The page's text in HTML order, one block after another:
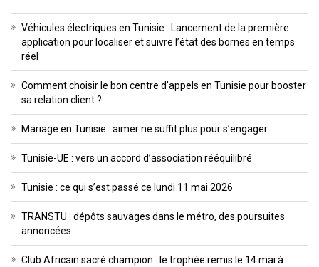
Véhicules électriques en Tunisie : Lancement de la première
application pour localiser et suivre l’état des bornes en temps
réel
Comment choisir le bon centre d’appels en Tunisie pour booster
sa relation client ?
Mariage en Tunisie : aimer ne suffit plus pour s’engager
Tunisie-UE : vers un accord d’association rééquilibré
Tunisie : ce qui s’est passé ce lundi 11 mai 2026
TRANSTU : dépôts sauvages dans le métro, des poursuites
annoncées
Club Africain sacré champion : le trophée remis le 14 mai à